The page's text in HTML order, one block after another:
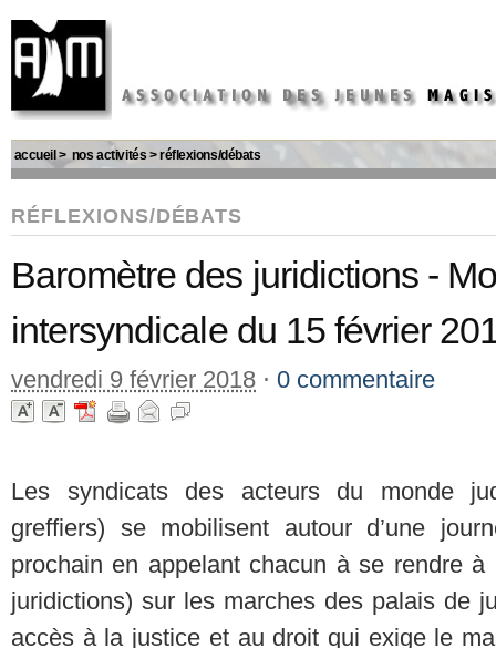
accueil > nos activités >réflexions/débats
RÉFLEXIONS/DÉBATS
Baromètre des juridictions -
intersyndicale du 15 février
vendredi 9 février 2018 ⋅ 0 commentaire
Les syndicats des acteurs du monde
greffiers) se mobilisent autour d’une
prochain en appelant chacun à se rendre
juridictions) sur les marches des palais de
accès à la justice et au droit qui exige le